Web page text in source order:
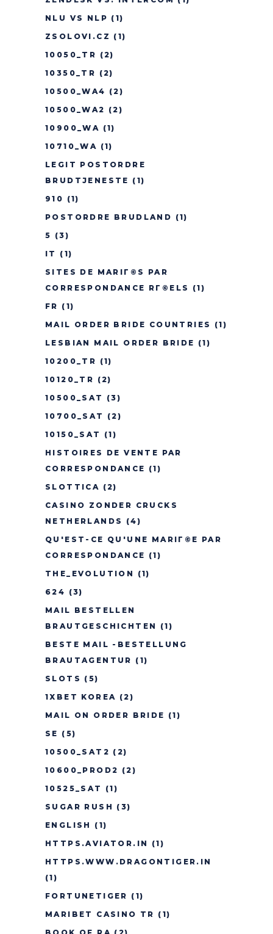
NLU VS NLP (1)
ZSOLOVI.CZ (1)
10050_TR (2)
10350_TR (2)
10500_WA4 (2)
10500_WA2 (2)
10900_WA (1)
10710_WA (1)
LEGIT POSTORDRE
BRUDTJENESTE (1)
910 (1)
POSTORDRE BRUDLAND (1)
5 (3)
IT
(1)
SITES DE MARIГ©S PAR
CORRESPONDANCE RГ©ELS
(1)
FR (1)
MAIL ORDER BRIDE COUNTRIES
(1)
LESBIAN MAIL ORDER BRIDE (1)
10200_TR (1)
10120_TR (2)
10500_SAT
(3)
10700_SAT
(2)
10150_SAT
(1)
HISTOIRES DE VENTE PAR
CORRESPONDANCE (1)
SLOTTICA (2)
CASINO ZONDER CRUCKS
NETHERLANDS
(4)
QU'EST-CE QU'UNE MARIГ©E PAR
CORRESPONDANCE (1)
THE_EVOLUTION
(1)
624 (3)
MAIL BESTELLEN
BRAUTGESCHICHTEN
(1)
BESTE MAIL -BESTELLUNG
BRAUTAGENTUR (1)
SLOTS (5)
1XBET KOREA (2)
MAIL ON ORDER BRIDE (1)
SE (5)
10500_SAT2 (2)
10600_PROD2 (2)
10525_SAT
(1)
SUGAR RUSH (3)
ENGLISH
(1)
HTTPS.AVIATOR.IN
(1)
HTTPS.WWW.DRAGONTIGER.IN
(1)
FORTUNETIGER (1)
MARIBET CASINO TR (1)